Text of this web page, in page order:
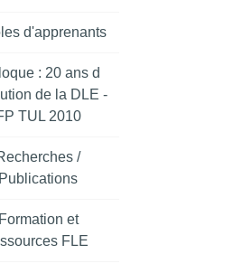
d'apprenants
: 20 ans d
de la DLE -
TUL 2010
/
Publications
Formation et
FLE